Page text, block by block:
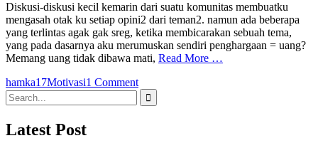
Diskusi-diskusi kecil kemarin dari suatu komunitas membuatku
mengasah otak ku setiap opini2 dari teman2. namun ada beberapa
yang terlintas agak gak sreg, ketika membicarakan sebuah tema,
yang pada dasarnya aku merumuskan sendiri penghargaan = uang?
Memang uang tidak dibawa mati, Read More …
hamka17Motivasi1 Comment
Search
for:
Latest Post